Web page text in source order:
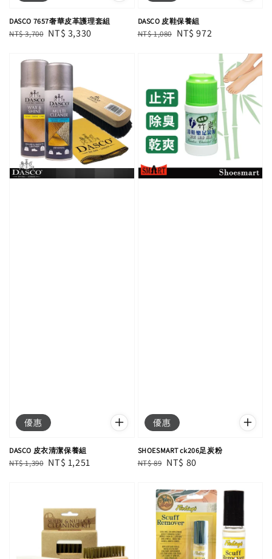
DASCO 7657奢華皮革護理套組
Regular
NT$ 3,700 Sale
NT$ 3,330
DASCO 皮鞋保養組
Regular
NT$ 1,080 Sale
NT$ 972
優惠
DASCO 皮衣清潔保養組
Regular
NT$ 1,390 Sale
NT$ 1,251
優惠
SHOESMART ck206足炭粉
Regular
NT$ 89 Sale
NT$ 80